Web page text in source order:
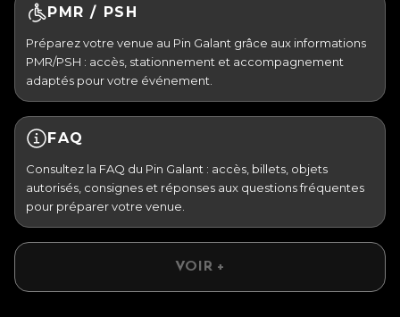
PMR / PSH
Préparez votre venue au Pin Galant grâce aux informations
PMR/PSH : accès, stationnement et accompagnement
adaptés pour votre événement.
FAQ
Consultez la FAQ du Pin Galant : accès, billets, objets
autorisés, consignes et réponses aux questions fréquentes
pour préparer votre venue.
VOIR +